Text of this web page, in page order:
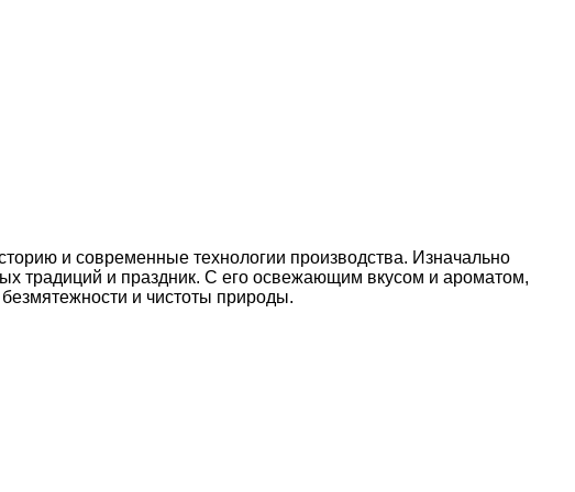
и современные технологии производства. Изначально
традиций и праздник. С его освежающим вкусом и ароматом,
и чистоты природы.